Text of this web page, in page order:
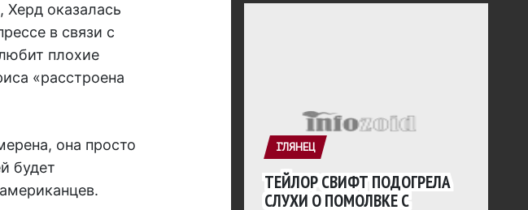
Херд оказалась
в связи с
плохие
«расстроена
она просто
будет
ГЛЯНЕЦ
ТЕЙЛОР СВИФТ ПОДОГРЕЛА
СЛУХИ О ПОМОЛВКЕ С